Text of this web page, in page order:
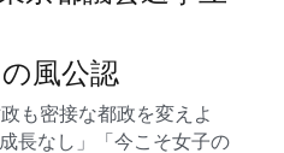
風公認
も密接な都政を変えよ
長なし」「今こそ女子の